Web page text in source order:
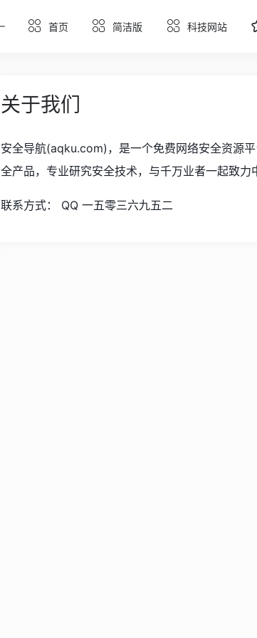
首页 简洁版 科技网站
关于我们
安全导航(aqku.com)，是一个免费网络安全资源
全产品，专业研究安全技术，与千万业者一起致力
联系方式： QQ 一五零三六九五二